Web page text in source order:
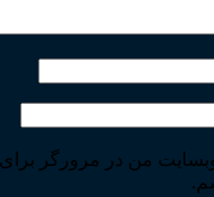
وبسایت من در مرورگر